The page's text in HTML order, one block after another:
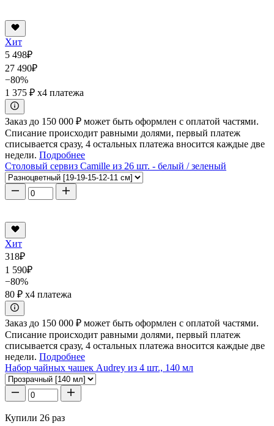
Хит
5 498₽
27 490₽
−80%
1 375 ₽ x4 платежа
Заказ до 150 000 ₽ может быть оформлен с оплатой частями.
Списание происходит равными долями, первый платеж
списывается сразу, 4 остальных платежа вносится каждые две
недели. Подробнее
Столовый сервиз Camille из 26 шт. - белый / зеленый
Хит
318₽
1 590₽
−80%
80 ₽ x4 платежа
Заказ до 150 000 ₽ может быть оформлен с оплатой частями.
Списание происходит равными долями, первый платеж
списывается сразу, 4 остальных платежа вносится каждые две
недели. Подробнее
Набор чайных чашек Audrey из 4 шт., 140 мл
Купили 26 раз